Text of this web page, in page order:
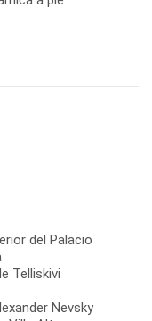
del Palacio
Telliskivi
Nevsky